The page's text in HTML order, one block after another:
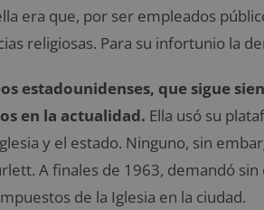
era que, por ser empleados
religiosas. Para su infortunio la
estadounidenses, que sigue
en la actualidad. Ella usó su
y el estado. Ninguno, sin
A finales de 1963, demandó sin
de la Iglesia en la ciudad.